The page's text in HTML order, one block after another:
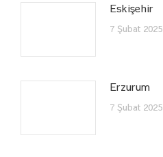
Eskişehir
7 Şubat 2025
Erzurum
7 Şubat 2025